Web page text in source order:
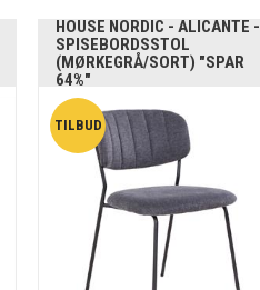
HOUSE NORDIC - ALICANTE -
SPISEBORDSSTOL
(MØRKEGRÅ/SORT) "SPAR
64%"